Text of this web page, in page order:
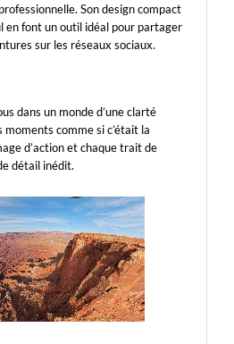
Son design compact
en font un outil idéal pour partager
sur les réseaux sociaux.
dans un monde d’une clarté
comme si c’était la
d’action et chaque trait de
détail inédit.